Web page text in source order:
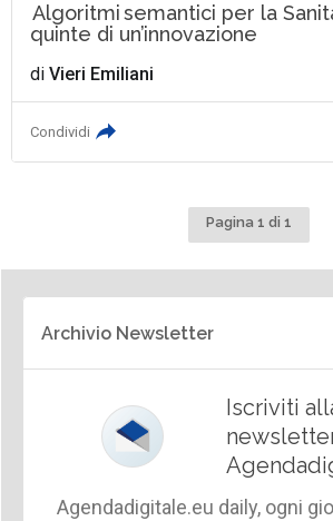
Algoritmi semantici per la
quinte di un’innovazione
diVieri Emiliani
Condividi
Pagina 1 di 1
Archivio Newsletter
Iscriviti
Agendadigitale.eu daily, ogni